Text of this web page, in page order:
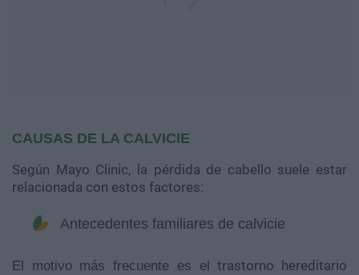
CAUSAS DE LA CALVICIE
Según Mayo Clinic, la pérdida de cabello suele estar
relacionada con estos factores:
Antecedentes familiares de calvicie
​​​​​​​El motivo más frecuente es eltrastorno hereditario